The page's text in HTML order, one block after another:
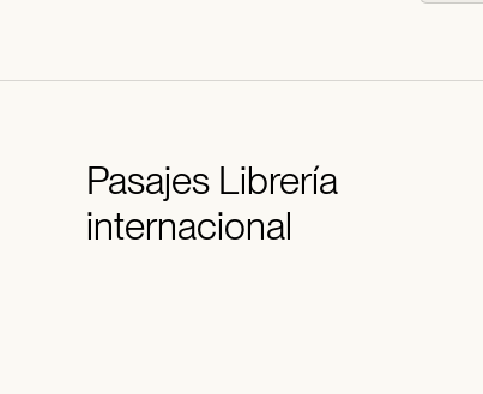
PasajesLibrería
internacional